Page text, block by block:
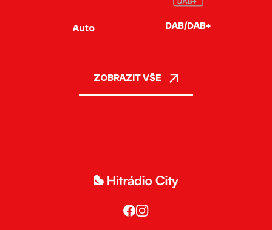
Auto DAB/DAB+
ZOBRAZIT VŠE